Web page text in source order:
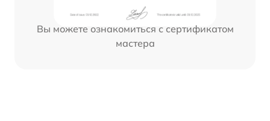
Вы можете ознакомиться с сертификатом
мастера